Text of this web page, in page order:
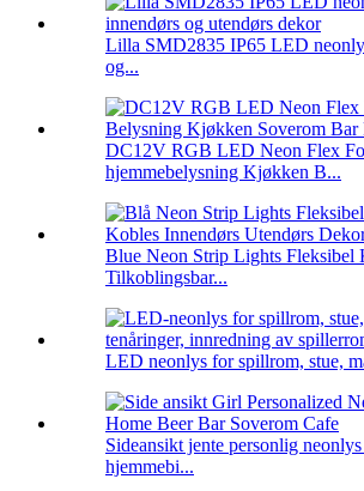
Lilla SMD2835 IP65 LED
og...
DC12V RGB LED Neon Flex
hjemmebelysning Kjøkken B...
Blue Neon Strip Lights Fleksibel
Tilkoblingsbar...
LED neonlys for spillrom, stue,
Sideansikt jente personlig
hjemmebi...